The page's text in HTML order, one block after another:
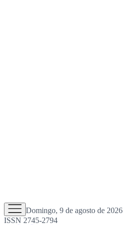
Domingo, 9 de agosto de 2026
ISSN 2745-2794